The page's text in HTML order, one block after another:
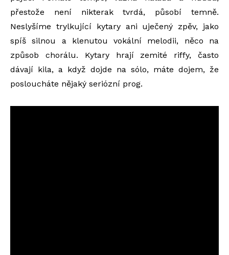
přestože není nikterak tvrdá, působí temně.
Neslyšíme trylkující kytary ani uječený zpěv, jako
spíš silnou a klenutou vokální melodii, něco na
způsob chorálu. Kytary hrají zemité riffy, často
dávají kila, a když dojde na sólo, máte dojem, že
posloucháte nějaký seriózní prog.